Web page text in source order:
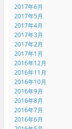
2017年6月
2017年5月
2017年4月
2017年3月
2017年2月
2017年1月
2016年12月
2016年11月
2016年10月
2016年9月
2016年8月
2016年7月
2016年6月